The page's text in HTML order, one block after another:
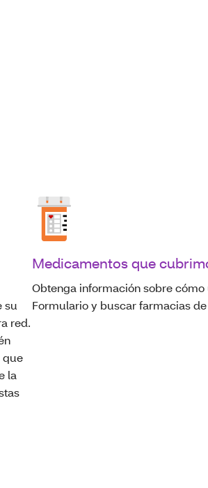
su
red.
que
la
Medicamentos que
Obtenga información sobre cómo
Formulario y buscar farmacias